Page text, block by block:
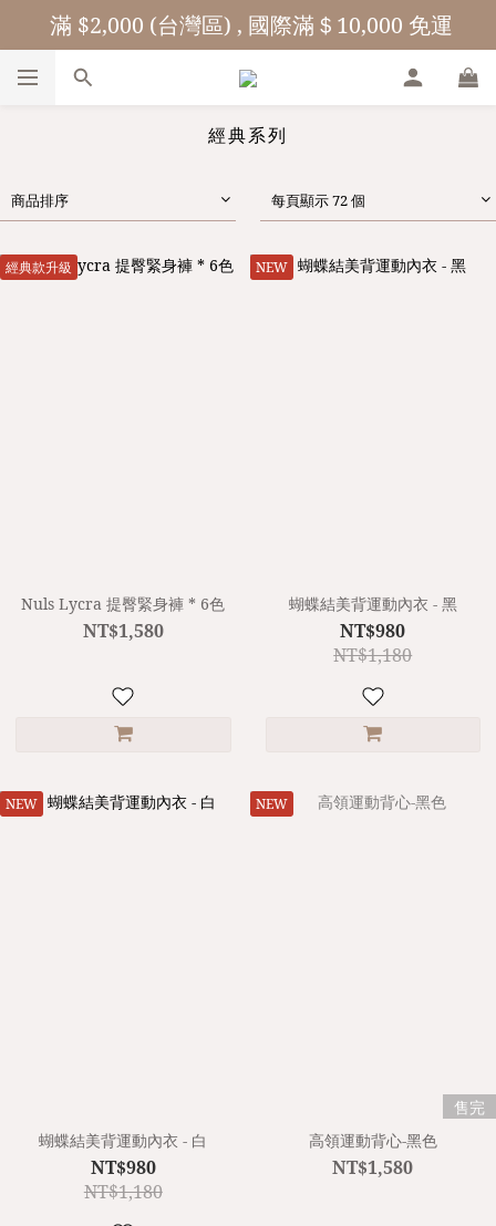
滿 $2,000 (台灣區) , 國際滿＄10,000 免運
經典系列
商品排序 每頁顯示 72 個
經典款升級
Nuls Lycra 提臀緊身褲 * 6色
NT$1,580
NEW
蝴蝶結美背運動內衣 - 黑
NT$980
NT$1,180
NEW
蝴蝶結美背運動內衣 - 白
NT$980
NT$1,180
NEW
售完
高領運動背心-黑色
NT$1,580